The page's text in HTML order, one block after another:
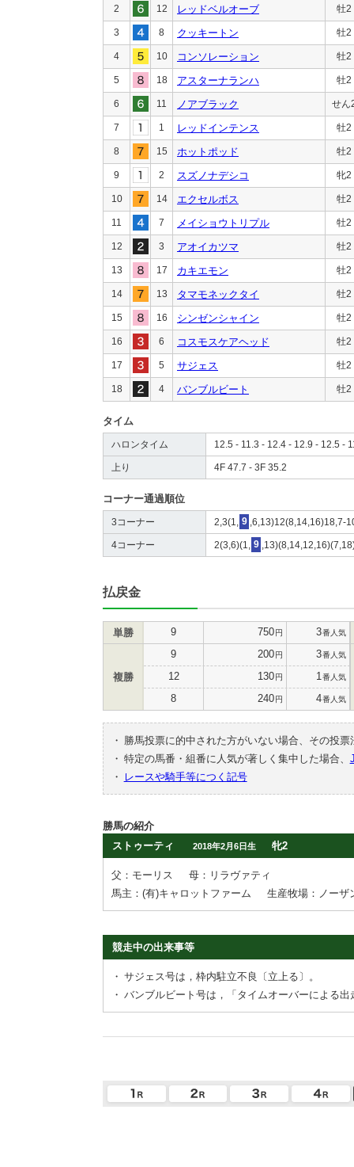
2 12 レッドベルオーブ 牡2
3 8 クッキートン 牡2
4 10 コンソレーション 牡2
5 18 アスターナランハ 牡2
6 11 ノアブラック せん
7 1 レッドインテンス 牡2
8 15 ホットポッド 牡2
9 2 スズノナデシコ 牝2
10 14 エクセルボス 牡2
11 7 メイショウトリプル 牡2
12 3 アオイカツマ 牡2
13 17 カキエモン 牡2
14 13 タマモネックタイ 牡2
15 16 シンゼンシャイン 牡2
16 6 コスモスケアヘッド 牡2
17 5 サジェス 牡2
18 4 バンブルビート 牡2
タイム
ハロンタイム 12.5 - 11.3 - 12.4 - 12.9 - 12.5 -
上り 4F 47.7 - 3F 35.2
コーナー通過順位
3コーナー 2,3(1, 9 ,6,13)12(8,14,16)18,7-
4コーナー 2(3,6)(1, 9
払戻金
単勝 9 750円 3番人気
複勝
9 200円 3番人気
12 130円 1 番人気
8 240円 4番人気
・
勝馬投票に的中された方がいない場合、その投
・ 特定の馬番・組番に人気が著しく集中した場合、
・
レースや騎手等につく記号
勝馬の紹介
ストゥーティ
2018年2月6日生 牝2
父：モーリス
母：リラヴァティ
馬主：(有)キャロットファーム
生産牧場：ノーザ
競走中の出来事等
・ サジェス号は，枠内駐立不良〔立上る〕。
・ バンブルビート号は，「タイムオーバーによる